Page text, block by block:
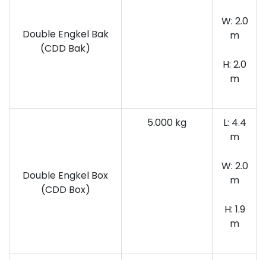
Double Engkel Bak
(CDD Bak)
W: 2.0
m
H: 2.0
m
Double Engkel Box
(CDD Box)
5.000 kg
L: 4.4
m
W: 2.0
m
H: 1.9
m